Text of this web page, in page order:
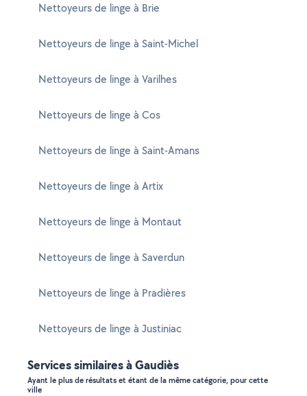
Nettoyeurs de linge à Brie
Nettoyeurs de linge à Saint-Michel
Nettoyeurs de linge à Varilhes
Nettoyeurs de linge à Cos
Nettoyeurs de linge à Saint-Amans
Nettoyeurs de linge à Artix
Nettoyeurs de linge à Montaut
Nettoyeurs de linge à Saverdun
Nettoyeurs de linge à Pradières
Nettoyeurs de linge à Justiniac
Services similaires à Gaudiès
Ayant le plus de résultats et étant de la même catégorie, pour cette
ville